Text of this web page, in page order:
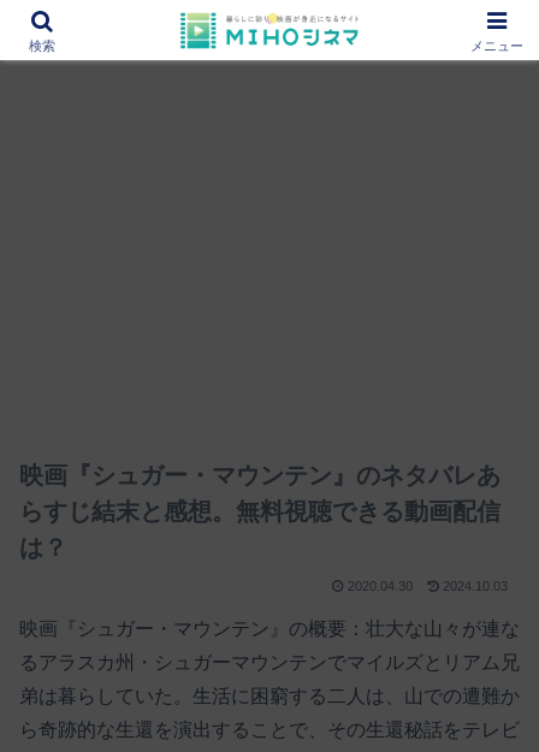
12000作品を紹介！あなたの映画図書館『MIHOシネマ』
映画『シュガー・マウンテン』のネタバレあ
らすじ結末と感想。無料視聴できる動画配信
は？
2020.04.30 2024.10.03
映画『シュガー・マウンテン』の概要：壮大な山々が連な
るアラスカ州・シュガーマウンテンでマイルズとリアム兄
弟は暮らしていた。生活に困窮する二人は、山での遭難か
ら奇跡的な生還を演出することで、その生還秘話をテレビ
検索 メニュー